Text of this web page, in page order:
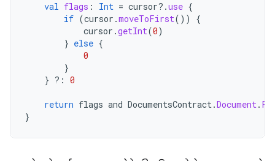
val flags : Int = cursor?.use {
if (cursor .moveToFirst())
{
cursor .getInt(0)
} else {
0
}
} ?: 0
return flags and DocumentsContract.Document.
}